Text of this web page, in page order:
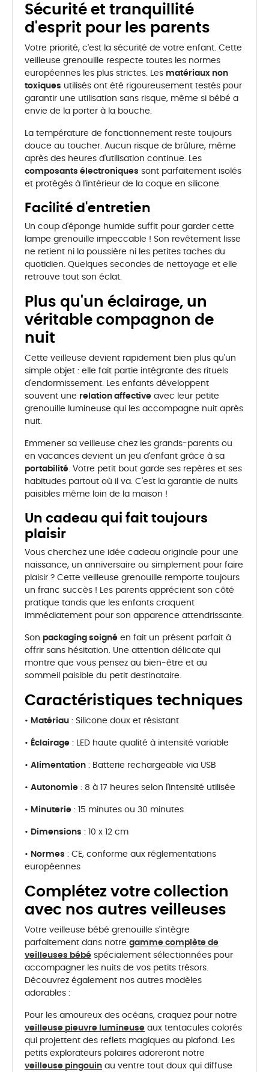
Sécurité et tranquillité
d'esprit pour les parents
Votre priorité, c'est la sécurité de votre enfant. Cette
veilleuse grenouille respecte toutes les normes
européennes les plus strictes. Les matériaux non
toxiques utilisés ont été rigoureusement testés pour
garantir une utilisation sans risque, même si bébé a
envie de la porter à la bouche.
La température de fonctionnement reste toujours
douce au toucher. Aucun risque de brûlure, même
après des heures d'utilisation continue. Les
composants électroniques sont parfaitement isolés
et protégés à l'intérieur de la coque en silicone.
Facilité d'entretien
Un coup d'éponge humide suffit pour garder cette
lampe grenouille impeccable ! Son revêtement lisse
ne retient ni la poussière ni les petites taches du
quotidien. Quelques secondes de nettoyage et elle
retrouve tout son éclat.
Plus qu'un éclairage, un
véritable compagnon de
nuit
Cette veilleuse devient rapidement bien plus qu'un
simple objet : elle fait partie intégrante des rituels
d'endormissement. Les enfants développent
souvent une relation affective avec leur petite
grenouille lumineuse qui les accompagne nuit après
nuit.
Emmener sa veilleuse chez les grands-parents ou
en vacances devient un jeu d'enfant grâce à sa
portabilité . Votre petit bout garde ses repères et ses
habitudes partout où il va. C'est la garantie de nuits
paisibles même loin de la maison !
Un cadeau qui fait toujours
plaisir
Vous cherchez une idée cadeau originale pour une
naissance, un anniversaire ou simplement pour faire
plaisir ? Cette veilleuse grenouille remporte toujours
un franc succès ! Les parents apprécient son côté
pratique tandis que les enfants craquent
immédiatement pour son apparence attendrissante.
Son packaging soigné en fait un présent parfait à
offrir sans hésitation. Une attention délicate qui
montre que vous pensez au bien-être et au
sommeil paisible du petit destinataire.
Caractéristiques techniques
• Matériau : Silicone doux et résistant
• Éclairage : LED haute qualité à intensité variable
• Alimentation : Batterie rechargeable via USB
• Autonomie : 8 à 17 heures selon l'intensité utilisée
• Minuterie : 15 minutes ou 30 minutes
• Dimensions : 10 x 12 cm
• Normes : CE, conforme aux réglementations
européennes
Complétez votre collection
avec nos autres veilleuses
Votre veilleuse bébé grenouille s'intègre
parfaitement dans notre gamme complète de
veilleuses bébé spécialement sélectionnées pour
accompagner les nuits de vos petits trésors.
Découvrez également nos autres modèles
adorables :
Pour les amoureux des océans, craquez pour notre
veilleuse pieuvre lumineuse aux tentacules colorés
qui projettent des reflets magiques au plafond. Les
petits explorateurs polaires adoreront notre
veilleuse pingouin au ventre tout doux qui diffuse